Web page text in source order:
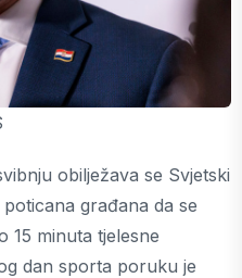
obilježava se Svjetski
građana da se
15 minuta tjelesne
dan sporta poruku je